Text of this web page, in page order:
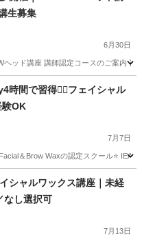
生募集
6月30日
ヘッド講座 講師認定コースのご案内
ヘッド
時間で習得❤️‍🔥フェイシャル
験OK
7月7日
＆Brow Waxの認定スクール⭐️ IEA
シャルワックス講座｜未経
なし選択可
7月13日